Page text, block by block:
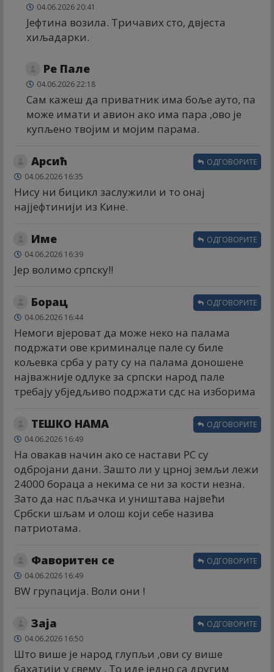
04.06.2026 20:41
Јефтина возила. Тричавих сто, двјеста
хиљадарки.
Ре Пале
04.06.2026 22:18
Сам кажеш да приватник има боље ауто, па
може имати и авион ако има пара ,ово је
купљено твојим и мојим парама.
Арсић
04.06.2026 16:35
Нису ни бицикл заслужили и то онај
најјефтинији из Кине.
ОДГОВОРИТЕ
Име
04.06.2026 16:39
Јер волимо српску!!
ОДГОВОРИТЕ
Борац
04.06.2026 16:44
Немоги вјероват да може неко на палама
подржати ове криминалце пале су биле
кољевка срба у рату су на палама доношене
најважније одлуке за српски народ пале
требају убједљиво подржати сдс на изборима
ОДГОВОРИТЕ
ТЕШКО НАМА
04.06.2026 16:49
На овакав начин ако се настави РС су
одбројани дани. Зашто ли у црној земљи лежи
24000 бораца а некима се ни за кости незна.
Зато да нас пљачка и уништава највећи
Србски шљам и олош који себе назива
патриотама.
ОДГОВОРИТЕ
Фаворитен се
04.06.2026 16:49
ВW групација. Воли они !
ОДГОВОРИТЕ
Заја
04.06.2026 16:50
Што више је народ глупљи ,ови су више
бахатији у свему . То иде једно са другим
ОДГОВОРИТЕ